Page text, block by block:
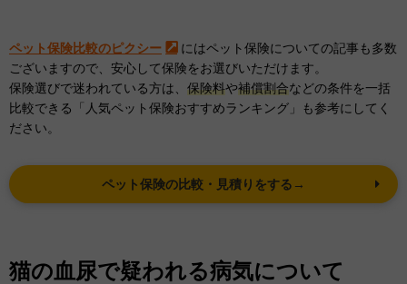
ペット保険比較のピクシー
にはペット保険についての記事も多数
ございますので、安心して保険をお選びいただけます。
保険選びで迷われている方は、 保険料や補償割合などの条件を一括
比較できる「人気ペット保険おすすめランキング」も参考にしてく
ださい。
ペット保険の比較・見積りをする→
猫の血尿で疑われる病気について